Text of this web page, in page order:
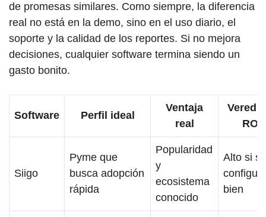
de promesas similares. Como siempre, la diferencia
real no está en la demo, sino en el uso diario, el
soporte y la calidad de los reportes. Si no mejora
decisiones, cualquier software termina siendo un
gasto bonito.
Software Perfil ideal
Ventaja
real
ROI
Siigo
Pyme que
busca adopción
rápida
Popularidad
y
ecosistema
conocido
Alto si se
bien